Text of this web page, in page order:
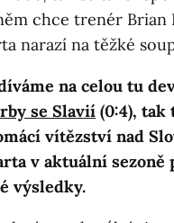
chce trenér Brian
narazí na těžké
na celou tu
se Slavií (0:4), tak
vítězství nad
v aktuální
výsledky.